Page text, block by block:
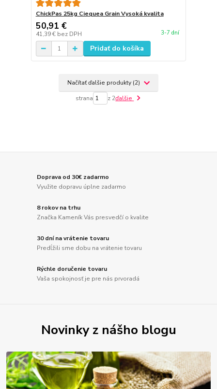
ChickPas 25kg Ciequea Grain Vysoká kvalita
50,91 €
41,39 € bez DPH 3-7 dní
Pridať do košíka
Načítať ďalšie produkty (2)
strana z 2ďalšie
Doprava od 30€ zadarmo
Využite dopravu úplne zadarmo
8 rokov na trhu
Značka Kameník Vás presvedčí o kvalite
30 dní na vrátenie tovaru
Predĺžili sme dobu na vrátenie tovaru
Rýchle doručenie tovaru
Vaša spokojnosť je pre nás prvoradá
Novinky z nášho blogu